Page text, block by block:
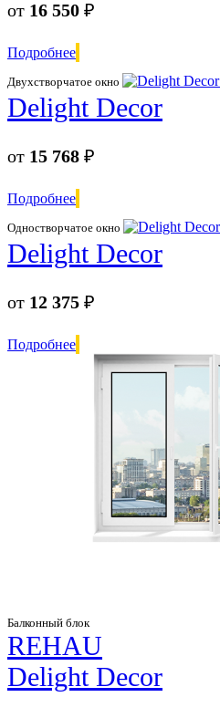
от 16 550 ₽
Подробнее
Двухстворчатое окно
Delight Decor
от 15 768 ₽
Подробнее
Одностворчатое окно
Delight Decor
от 12 375 ₽
Подробнее
Балконный блок
REHAU
Delight Decor